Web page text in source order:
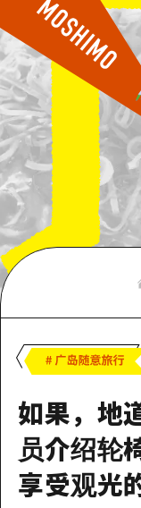
推
艺
美
购
运动
标
历
治
自
列表
答
美北
宫
东
半
一
1
探索
广
爱媛
岛
活动
应时
有用
列表
超
行
广
广
新闻
如果，地
员介绍轮
享受观光